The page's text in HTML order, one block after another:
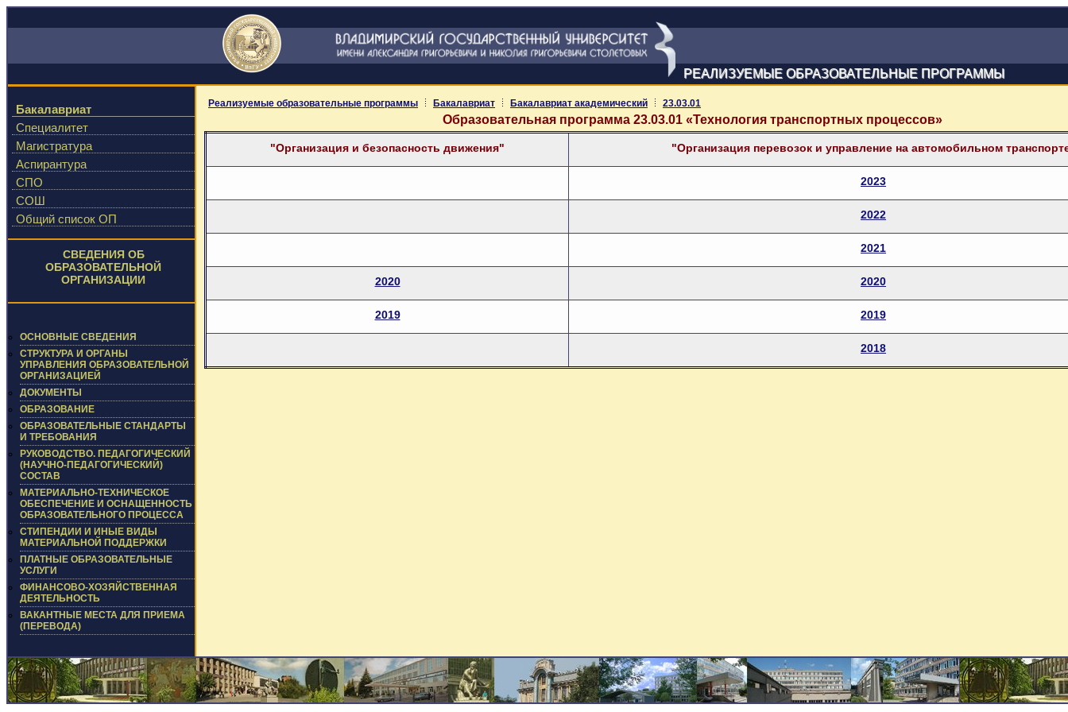
РЕАЛИЗУЕМЫЕ ОБРАЗОВАТЕЛЬНЫЕ ПРОГРАММЫ
Бакалавриат
Специалитет
Магистратура
Аспирантура
СПО
СОШ
Общий список ОП
СВЕДЕНИЯ ОБ
ОБРАЗОВАТЕЛЬНОЙ
ОРГАНИЗАЦИИ
ОСНОВНЫЕ СВЕДЕНИЯ
СТРУКТУРА И ОРГАНЫ
УПРАВЛЕНИЯ ОБРАЗОВАТЕЛЬНОЙ
ОРГАНИЗАЦИЕЙ
ДОКУМЕНТЫ
ОБРАЗОВАНИЕ
ОБРАЗОВАТЕЛЬНЫЕ СТАНДАРТЫ
И ТРЕБОВАНИЯ
РУКОВОДСТВО. ПЕДАГОГИЧЕСКИЙ
(НАУЧНО-ПЕДАГОГИЧЕСКИЙ)
СОСТАВ
МАТЕРИАЛЬНО-ТЕХНИЧЕСКОЕ
ОБЕСПЕЧЕНИЕ И ОСНАЩЕННОСТЬ
ОБРАЗОВАТЕЛЬНОГО ПРОЦЕССА
СТИПЕНДИИ И ИНЫЕ ВИДЫ
МАТЕРИАЛЬНОЙ ПОДДЕРЖКИ
ПЛАТНЫЕ ОБРАЗОВАТЕЛЬНЫЕ
УСЛУГИ
ФИНАНСОВО-ХОЗЯЙСТВЕННАЯ
ДЕЯТЕЛЬНОСТЬ
ВАКАНТНЫЕ МЕСТА ДЛЯ ПРИЕМА
(ПЕРЕВОДА)
Реализуемые образовательные программы Бакалавриат Бакалавриат академический 23.03.01
Образовательная программа 23.03.01 «Технология транспортных процессов»
"Организация и безопасность движения" "Организация перевозок и управление на автомобильном
2023
2022
2021
2020 2020
2019 2019
2018